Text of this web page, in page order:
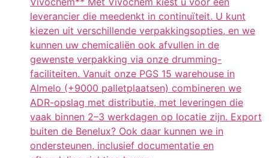
leverancier die meedenkt in continuïteit. U kunt
kiezen uit verschillende verpakkingsopties, en we
kunnen uw chemicaliën ook afvullen in de
gewenste verpakking via onze drumming-
faciliteiten. Vanuit onze PGS 15 warehouse in
Almelo (+9000 palletplaatsen) combineren we
ADR-opslag met distributie, met leveringen die
vaak binnen 2–3 werkdagen op locatie zijn. Export
buiten de Benelux? Ook daar kunnen we in
ondersteunen, inclusief documentatie en